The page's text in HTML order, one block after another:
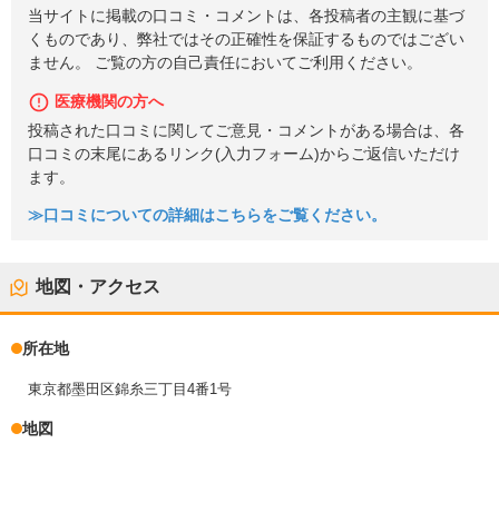
当サイトに掲載の口コミ・コメントは、各投稿者の主観に基づ
くものであり、弊社ではその正確性を保証するものではござい
ません。 ご覧の方の自己責任においてご利用ください。
医療機関の方へ
投稿された口コミに関してご意見・コメントがある場合は、各
口コミの末尾にあるリンク(入力フォーム)からご返信いただけ
ます。
≫口コミについての詳細はこちらをご覧ください。
地図・アクセス
所在地
東京都墨田区錦糸三丁目4番1号
地図